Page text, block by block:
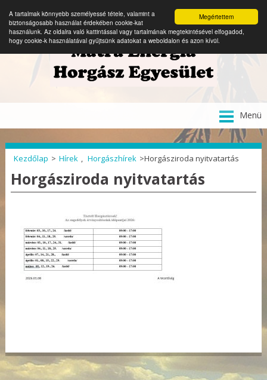
Megértettem
A tartalmak könnyebb személyessé tétele, valamint a
biztonságosabb használat érdekében cookie-kat
használunk. Az oldalra való kattintással vagy tartalmának megtekintésével elfogadod,
hogy cookie-k használatával gyűjtsünk adatokat a weboldalon és azon kívül.
Menü
Kezdőlap > Hírek , Horgászhírek >Horgásziroda nyitvatartás
Horgásziroda nyitvatartás